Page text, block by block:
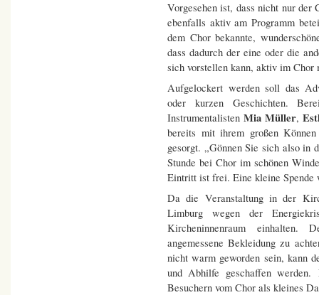
Vorgesehen ist, dass nicht nur der
ebenfalls aktiv am Programm
dem Chor bekannte,
dass dadurch der eine oder die
sich vorstellen kann, aktiv im Chor
Aufgelockert werden soll das
oder kurzen Geschichten.
InstrumentalistenMia Müller,
bereits mit ihrem großen
gesorgt. „Gönnen Sie sich also in
Stunde bei Chor im schönen
Eintritt ist frei. Eine kleine Spende
Da die Veranstaltung in der
Limburg wegen der
Kircheninnenraum einhalten.
angemessene Bekleidung zu
nicht warm geworden sein, kann
und Abhilfe geschaffen
Besuchern vom Chor als kleines